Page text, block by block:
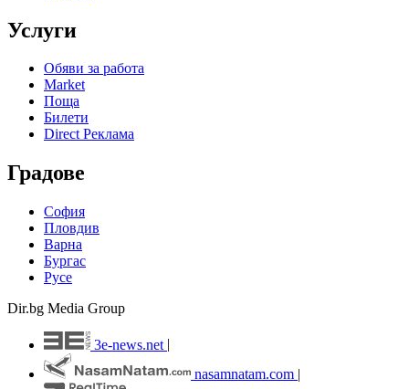
Услуги
Обяви за работа
Market
Поща
Билети
Direct Реклама
Градове
София
Пловдив
Варна
Бургас
Русе
Dir.bg Media Group
3e-news.net
nasamnatam.com |